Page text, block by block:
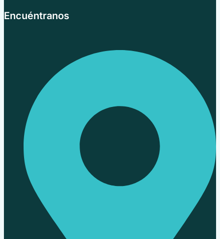
Encuéntranos